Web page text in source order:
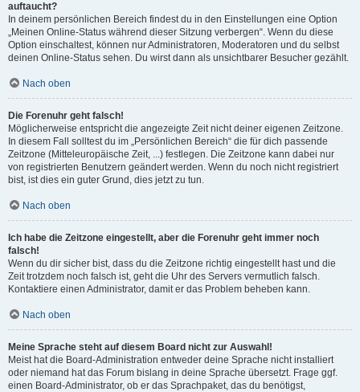
auftaucht?
In deinem persönlichen Bereich findest du in den Einstellungen eine Option
„Meinen Online-Status während dieser Sitzung verbergen“. Wenn du diese
Option einschaltest, können nur Administratoren, Moderatoren und du selbst
deinen Online-Status sehen. Du wirst dann als unsichtbarer Besucher gezählt.
Nach oben
Die Forenuhr geht falsch!
Möglicherweise entspricht die angezeigte Zeit nicht deiner eigenen Zeitzone.
In diesem Fall solltest du im „Persönlichen Bereich“ die für dich passende
Zeitzone (Mitteleuropäische Zeit, ...) festlegen. Die Zeitzone kann dabei nur
von registrierten Benutzern geändert werden. Wenn du noch nicht registriert
bist, ist dies ein guter Grund, dies jetzt zu tun.
Nach oben
Ich habe die Zeitzone eingestellt, aber die Forenuhr geht immer noch
falsch!
Wenn du dir sicher bist, dass du die Zeitzone richtig eingestellt hast und die
Zeit trotzdem noch falsch ist, geht die Uhr des Servers vermutlich falsch.
Kontaktiere einen Administrator, damit er das Problem beheben kann.
Nach oben
Meine Sprache steht auf diesem Board nicht zur Auswahl!
Meist hat die Board-Administration entweder deine Sprache nicht installiert
oder niemand hat das Forum bislang in deine Sprache übersetzt. Frage ggf.
einen Board-Administrator, ob er das Sprachpaket, das du benötigst,